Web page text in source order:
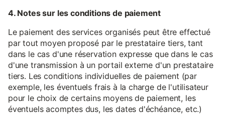
4. Notes sur les conditions de paiement
Le paiement des services organisés peut être effectué
par tout moyen proposé par le prestataire tiers, tant
dans le cas d'une réservation expresse que dans le cas
d'une transmission à un portail externe d'un prestataire
tiers. Les conditions individuelles de paiement (par
exemple, les éventuels frais à la charge de l'utilisateur
pour le choix de certains moyens de paiement, les
éventuels acomptes dus, les dates d'échéance, etc.)